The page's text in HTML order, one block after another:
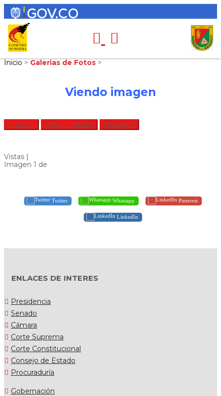
Inicio > Galerias de Fotos >
Viendo imagen
Anterior Volver al album Siguiente
Vistas |
Imagen 1 de
Twitter Whatsapp Pinterest
LinkedIn
ENLACES DE INTERES
Presidencia
Senado
Cámara
Corte Suprema
Corte Constitucional
Consejo de Estado
Procuraduría
Gobernación